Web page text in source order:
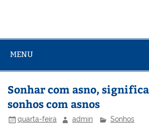
MENU
Sonhar com asno,
sonhos com asnos
quarta-feira admin Sonhos